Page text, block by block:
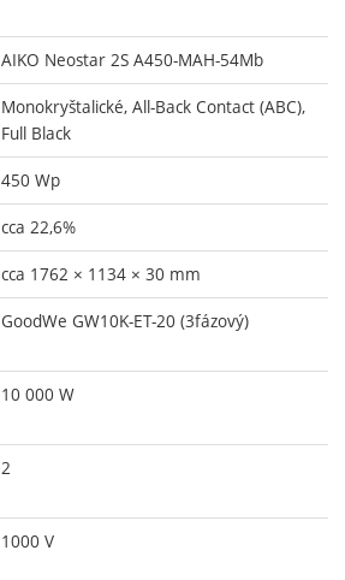
AIKO Neostar 2S A450-MAH-54Mb
Monokryštalické, All-Back Contact (ABC),
Full Black
450 Wp
cca 22,6%
cca 1762 × 1134 × 30 mm
GoodWe GW10K-ET-20 (3fázový)
10 000 W
2
1000 V